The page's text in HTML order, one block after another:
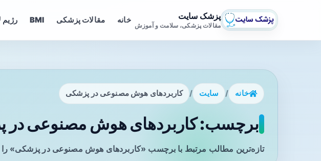
پزشک سایت
مقالات پزشکی، سلامت و آموزش
خانه مقالات پزشکی BMI رژیم
خانه / سایت / کاربردهای هوش مصنوعی در پزشکی
برچسب: کاربردهای هوش مصنوعی در
تازه‌ترین مطالب مرتبط با برچسب «کاربردهای هوش مصنوعی در پزشکی»